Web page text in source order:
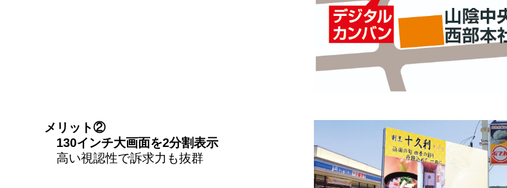
メリット②
130インチ大画面を2分割表示
高い視認性で訴求力も抜群